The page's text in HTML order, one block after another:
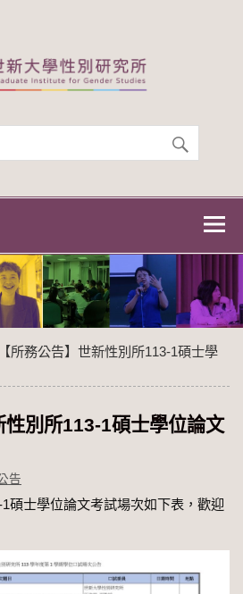
世新大學性別研
【所務公告】世新性別所113-1碩士學
性別所113-1碩士學位論文
告
碩士學位論文考試場次如下表，歡迎